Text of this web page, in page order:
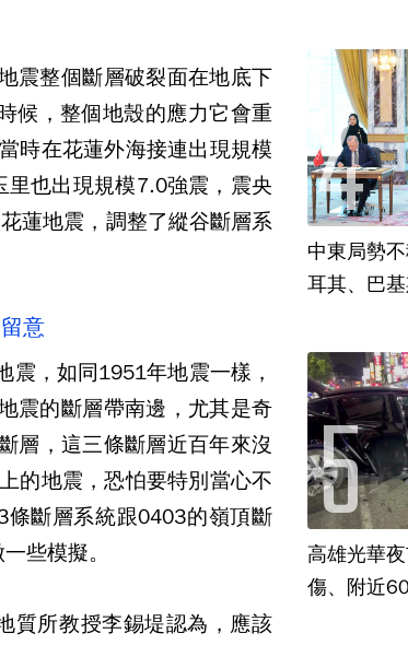
震整個斷層破裂面在地底下
候，整個地殼的應力它會重
時在花蓮外海接連出現規模
也出現規模7.0強震，震央
蓮地震，調整了縱谷斷層系
意
，如同1951年地震一樣，
震的斷層帶南邊，尤其是奇
層，這三條斷層近百年來沒
的地震，恐怕要特別當心不
斷層系統跟0403的嶺頂斷
些模擬。
質所教授李錫堤認為，應該
中東局勢
耳其、巴
高雄光華
傷、附近